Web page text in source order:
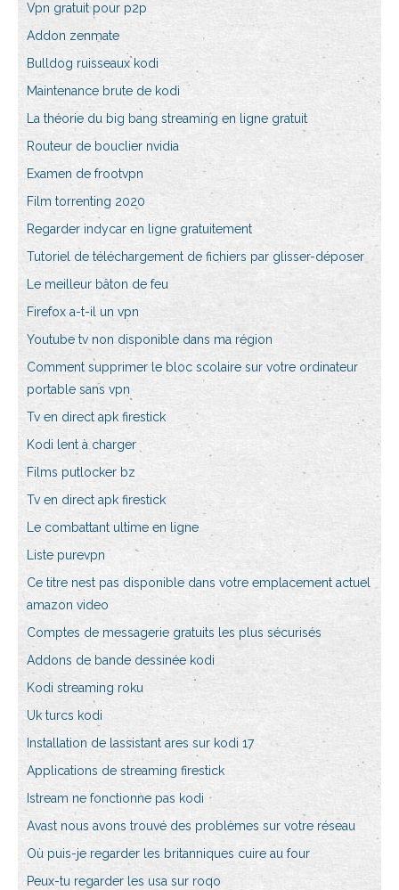
Vpn gratuit pour p2p
Addon zenmate
Bulldog ruisseaux kodi
Maintenance brute de kodi
La théorie du big bang streaming en ligne gratuit
Routeur de bouclier nvidia
Examen de frootvpn
Film torrenting 2020
Regarder indycar en ligne gratuitement
Tutoriel de téléchargement de fichiers par glisser-déposer
Le meilleur bâton de feu
Firefox a-t-il un vpn
Youtube tv non disponible dans ma région
Comment supprimer le bloc scolaire sur votre ordinateur
portable sans vpn
Tv en direct apk firestick
Kodi lent à charger
Films putlocker bz
Tv en direct apk firestick
Le combattant ultime en ligne
Liste purevpn
Ce titre nest pas disponible dans votre emplacement actuel
amazon video
Comptes de messagerie gratuits les plus sécurisés
Addons de bande dessinée kodi
Kodi streaming roku
Uk turcs kodi
Installation de lassistant ares sur kodi 17
Applications de streaming firestick
Istream ne fonctionne pas kodi
Avast nous avons trouvé des problèmes sur votre réseau
Où puis-je regarder les britanniques cuire au four
Peux-tu regarder les usa sur roqo